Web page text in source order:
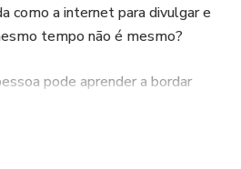
como a internet para divulgar e
tempo não é mesmo?
pode aprender a bordar
prazeroso e acessível,